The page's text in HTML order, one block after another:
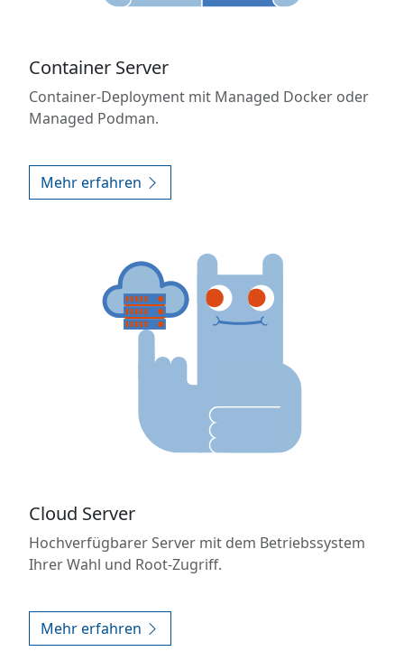
Container Server
Container-Deployment mit Managed Docker oder
Managed Podman.
Mehr erfahren
Cloud Server
Hochverfügbarer Server mit dem Betriebssystem
Ihrer Wahl und Root-Zugriff.
Mehr erfahren